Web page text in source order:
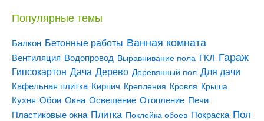
Популярные темы
Балкон Бетонные работы Ванная комната
Вентиляция Водопровод Выравнивание пола ГКЛ Гараж
Гипсокартон Дача Дерево Деревянный пол Для дачи
Кафельная плитка Кирпич Крепления Кровля Крыша
Кухня Обои Окна Освещение Отопление Печи
Пластиковые окна Плитка Поклейка обоев Покраска Пол